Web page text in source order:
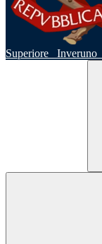
Superiore
Inveruno